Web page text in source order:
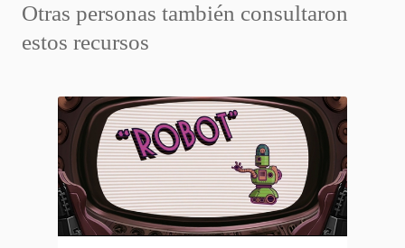
Otras personas también consultaron
estos recursos